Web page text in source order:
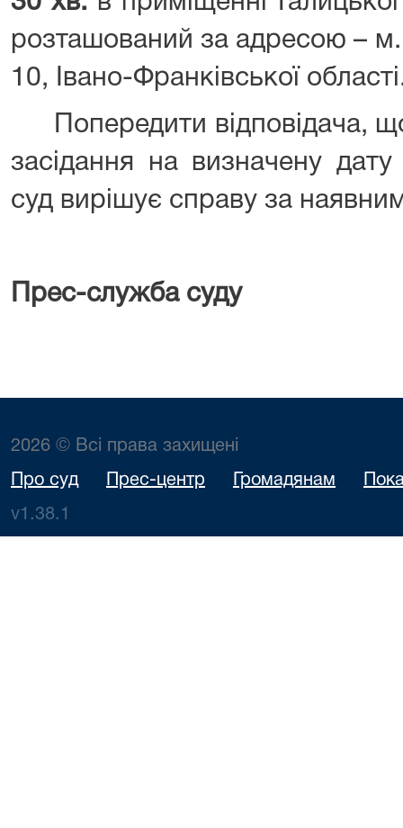
розташований за адресою – м.
10, Івано-Франківської
Попередити відповідача,
засідання на визначену
суд вирішує справу за
Прес-служба суду
2026 © Всі права захищені
Про суд Прес-центр Громадянам
v1.38.1